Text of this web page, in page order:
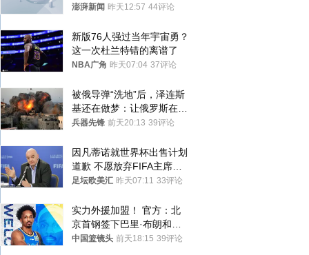
迁款八年未果
澎湃新闻 昨天12:57 44评论
新版76人强过当年宇宙勇？
这一次杜兰特错的离谱了
NBA广角 昨天07:04 37评论
被俄导弹“洗地”后，泽连斯
基还在做梦：让俄罗斯在冬
季前求和？
兵器先锋 前天20:13 39评论
因凡蒂诺就世界杯出售计划
道歉 不愿放弃FIFA主席职
位
足坛欧美汇 昨天07:11 33评论
实力外援加盟！ 官方：北
京首钢签下巴里·布朗和桑
普森
中国篮镜头 前天18:15 39评论